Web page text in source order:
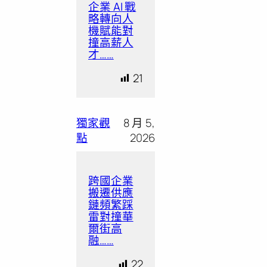
企業 AI 戰
略轉向人
機賦能對
撞高薪人
才……
21
獨家觀
點
8 月 5,
2026
跨國企業
搬遷供應
鏈頻繁踩
雷對撞華
爾街高
融……